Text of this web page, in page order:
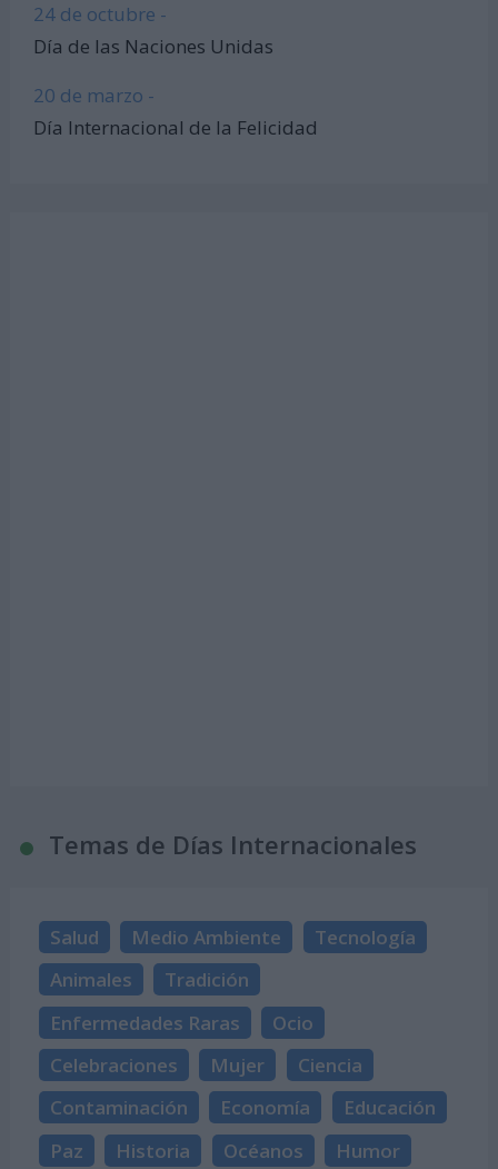
24 de octubre -
Día de las Naciones Unidas
20 de marzo -
Día Internacional de la Felicidad
Temas de Días Internacionales
Salud Medio Ambiente
Tecnología
Animales
Tradición
Enfermedades Raras
Ocio
Celebraciones
Mujer
Ciencia
Contaminación
Economía
Educación
Paz
Historia Océanos
Humor